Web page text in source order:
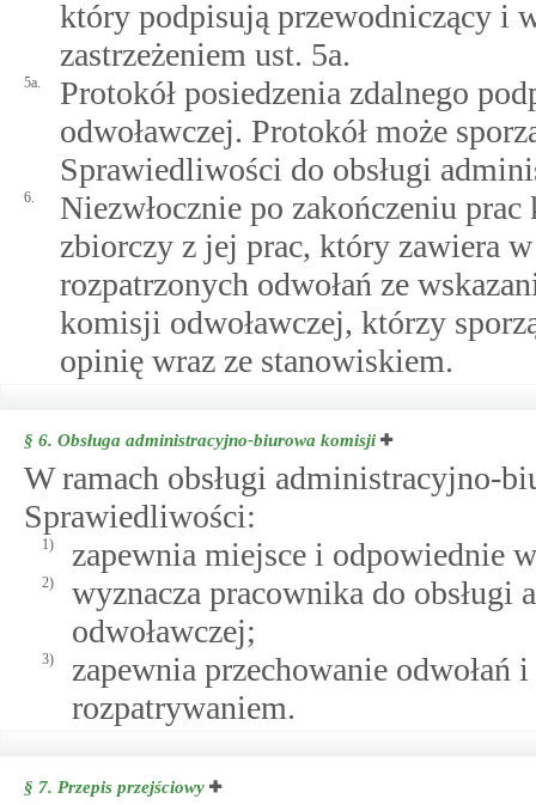
który podpisują przewodniczący i
zastrzeżeniem ust. 5a.
5a.
Protokół posiedzenia zdalnego
odwoławczej. Protokół może
Sprawiedliwości do obsługi
6.
Niezwłocznie po zakończeniu
zbiorczy z jej prac, który zawiera
rozpatrzonych odwołań ze
komisji odwoławczej, którzy
opinię wraz ze stanowiskiem.
§ 6. Obsługa administracyjno-biurowa komisji
W ramach obsługi administracyjno-
Sprawiedliwości:
1) zapewnia miejsce i odpowiednie
2)
wyznacza pracownika do
odwoławczej;
3)
zapewnia przechowanie
rozpatrywaniem.
§ 7. Przepis przejściowy